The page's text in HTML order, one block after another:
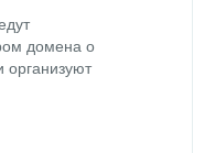
домена о
организуют